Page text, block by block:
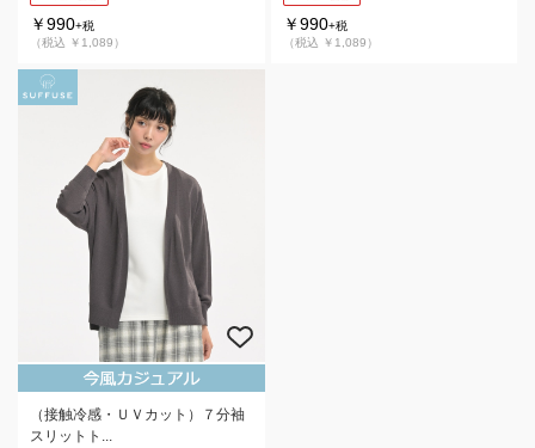
￥990+税
（税込 ￥1,089）
￥990+税
（税込 ￥1,089）
（接触冷感・ＵＶカット）７分袖
スリットト...